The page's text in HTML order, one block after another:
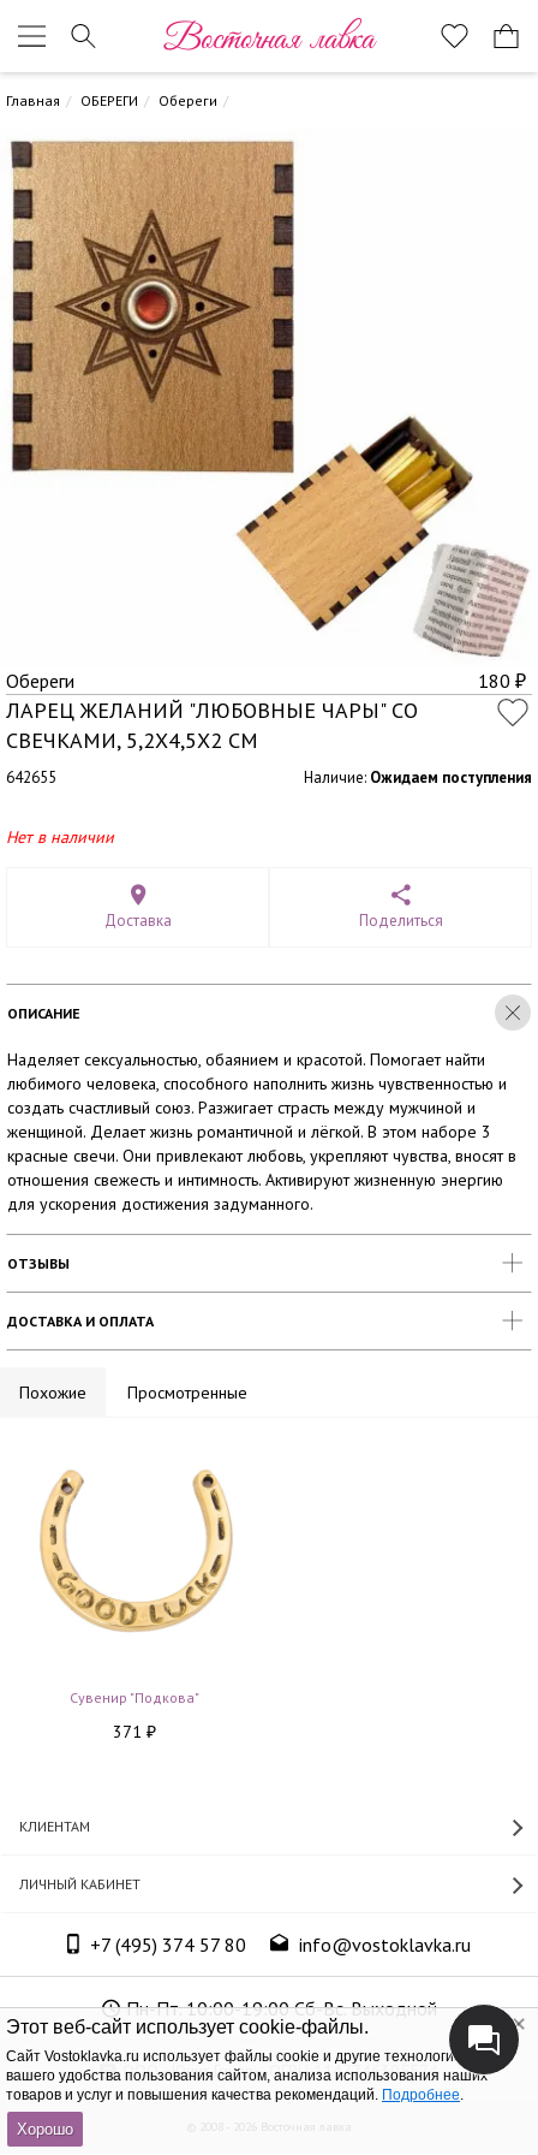
Этот веб-сайт использует cookie-файлы.
Cайт Vostoklavka.ru использует файлы cookie и другие технологии для
вашего удобства пользования сайтом, анализа использования наших
товаров и услуг и повышения качества рекомендаций. Подробнее.
Хорошо
Восточная лавка
Главная ОБЕРЕГИ Обереги
Обереги 180 ₽
ЛАРЕЦ ЖЕЛАНИЙ "ЛЮБОВНЫЕ ЧАРЫ" СО
СВЕЧКАМИ, 5,2Х4,5Х2 СМ
642655 Наличие: Ожидаем поступления
Нет в наличии
Доставка Поделиться
ОПИСАНИЕ
Наделяет сексуальностью, обаянием и красотой. Помогает найти
любимого человека, способного наполнить жизнь чувственностью и
создать счастливый союз. Разжигает страсть между мужчиной и
женщиной. Делает жизнь романтичной и лёгкой. В этом наборе 3
красные свечи. Они привлекают любовь, укрепляют чувства, вносят в
отношения свежесть и интимность. Активируют жизненную энергию
для ускорения достижения задуманного.
ОТЗЫВЫ
ДОСТАВКА И ОПЛАТА
Похожие Просмотренные
Сувенир "Подкова"
371 ₽
КЛИЕНТАМ
ЛИЧНЫЙ КАБИНЕТ
+7 (495) 374 57 80 info@vostoklavka.ru
Пн-Пт. 10:00-19:00 Сб-Вс. Выходной
ООО «Юнит Групп», ОГРН 1147746305574